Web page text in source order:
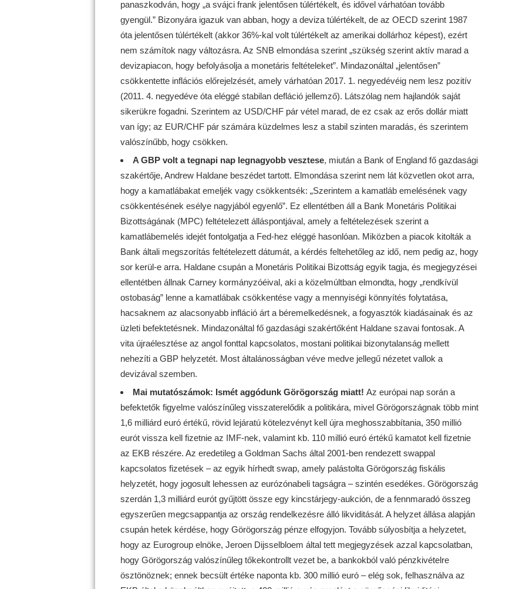
panaszkodván, hogy „a svájci frank jelentősen túlértékelt, és idővel várhatóan tovább
gyengül.” Bizonyára igazuk van abban, hogy a deviza túlértékelt, de az OECD szerint 1987
óta jelentősen túlértékelt (akkor 36%-kal volt túlértékelt az amerikai dollárhoz képest), ezért
nem számítok nagy változásra. Az SNB elmondása szerint „szükség szerint aktív marad a
devizapiacon, hogy befolyásolja a monetáris feltételeket”. Mindazonáltal „jelentősen”
csökkentette inflációs előrejelzését, amely várhatóan 2017. 1. negyedévéig nem lesz pozitív
(2011. 4. negyedéve óta eléggé stabilan defláció jellemző). Látszólag nem hajlandók saját
sikerükre fogadni. Szerintem az USD/CHF pár vétel marad, de ez csak az erős dollár miatt
van így; az EUR/CHF pár számára küzdelmes lesz a stabil szinten maradás, és szerintem
valószínűbb, hogy csökken.
A GBP volt a tegnapi nap legnagyobb vesztese, miután a Bank of England fő gazdasági
szakértője, Andrew Haldane beszédet tartott. Elmondása szerint nem lát közvetlen okot arra,
hogy a kamatlábakat emeljék vagy csökkentsék: „Szerintem a kamatláb emelésének vagy
csökkentésének esélye nagyjából egyenlő”. Ez ellentétben áll a Bank Monetáris Politikai
Bizottságának (MPC) feltételezett álláspontjával, amely a feltételezések szerint a
kamatlábemelés idejét fontolgatja a Fed-hez eléggé hasonlóan. Miközben a piacok kitolták a
Bank általi megszorítás feltételezett dátumát, a kérdés feltehetőleg az idő, nem pedig az, hogy
sor kerül-e arra. Haldane csupán a Monetáris Politikai Bizottság egyik tagja, és megjegyzései
ellentétben állnak Carney kormányzóéival, aki a közelmúltban elmondta, hogy „rendkívül
ostobaság” lenne a kamatlábak csökkentése vagy a mennyiségi könnyítés folytatása,
hacsaknem az alacsonyabb infláció árt a béremelkedésnek, a fogyasztók kiadásainak és az
üzleti befektetésnek. Mindazonáltal fő gazdasági szakértőként Haldane szavai fontosak. A
vita újraélesztése az angol fonttal kapcsolatos, mostani politikai bizonytalanság mellett
nehezíti a GBP helyzetét. Most általánosságban véve medve jellegű nézetet vallok a
devizával szemben.
Mai mutatószámok: Ismét aggódunk Görögország miatt! Az európai nap során a
befektetők figyelme valószínűleg visszaterelődik a politikára, mivel Görögországnak több mint
1,6 milliárd euró értékű, rövid lejáratú kötelezvényt kell újra meghosszabbítania, 350 millió
eurót vissza kell fizetnie az IMF-nek, valamint kb. 110 millió euró értékű kamatot kell fizetnie
az EKB részére. Az eredetileg a Goldman Sachs által 2001-ben rendezett swappal
kapcsolatos fizetések – az egyik hírhedt swap, amely palástolta Görögország fiskális
helyzetét, hogy jogosult lehessen az eurózónabeli tagságra – szintén esedékes. Görögország
szerdán 1,3 milliárd eurót gyűjtött össze egy kincstárjegy-aukción, de a fennmaradó összeg
egyszerűen megcsappantja az ország rendelkezésre álló likviditását. A helyzet állása alapján
csupán hetek kérdése, hogy Görögország pénze elfogyjon. Tovább súlyosbítja a helyzetet,
hogy az Eurogroup elnöke, Jeroen Dijsselbloem által tett megjegyzések azzal kapcsolatban,
hogy Görögország valószínűleg tőkekontrollt vezet be, a bankokból való pénzkivételre
ösztönöznek; ennek becsült értéke naponta kb. 300 millió euró – elég sok, felhasználva az